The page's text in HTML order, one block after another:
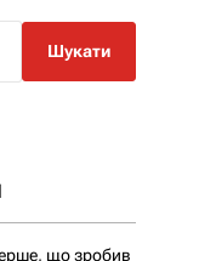
р
о
у
що зробив